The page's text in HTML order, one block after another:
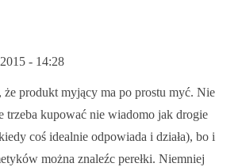
- 14:28
że produkt myjący ma po prostu myć. Nie
trzeba kupować nie wiadomo jak drogie
coś idealnie odpowiada i działa), bo i
można znaleźc perełki. Niemniej